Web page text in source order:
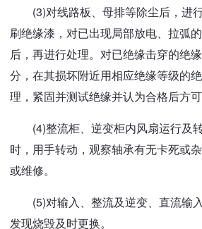
(3)对线路板、母排等除尘后，进
刷绝缘漆，对已出现局部放电、拉弧
后，再进行处理。对已绝缘击穿的绝
分，在其损坏附近用相应绝缘等级的
理，紧固并测试绝缘并认为合格后方可
(4)整流柜、逆变柜内风扇运行及
时，用手转动，观察轴承有无卡死或
或维修。
(5)对输入、整流及逆变、直流输入
发现烧毁及时更换。